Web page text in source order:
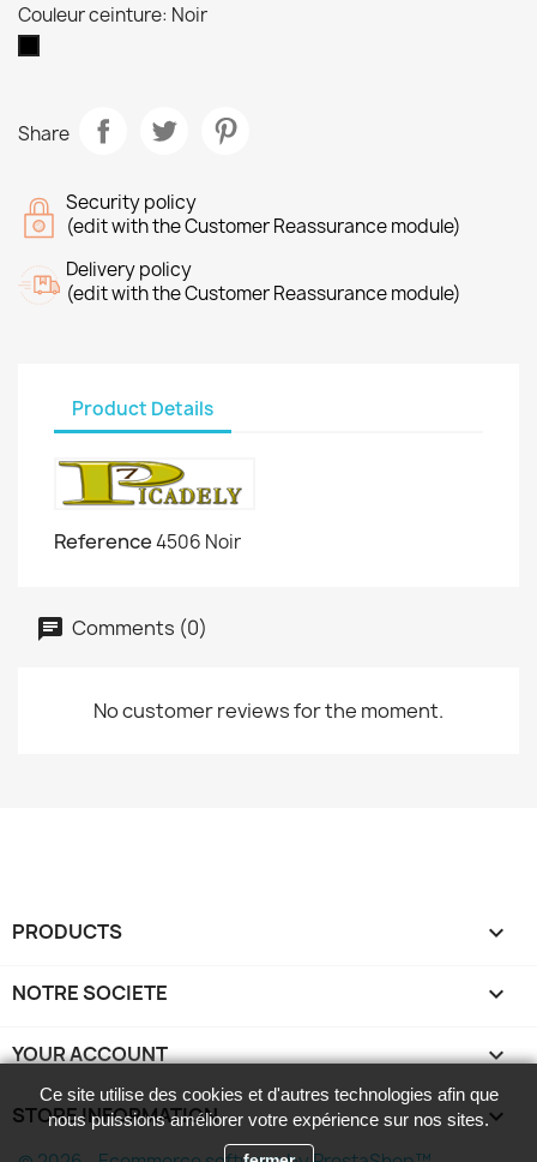
Couleur ceinture: Noir
Share
Security policy
(edit with the Customer Reassurance module)
Delivery policy
(edit with the Customer Reassurance module)
Product Details
Reference4506 Noir
Comments (0)
No customer reviews for the moment.
PRODUCTS 
NOTRE SOCIETE 
YOUR ACCOUNT 
STORE INFORMATION keyboard_arrow_down
Ce site utilise des cookies et d'autres technologies afin que
nous puissions améliorer votre expérience sur nos sites.